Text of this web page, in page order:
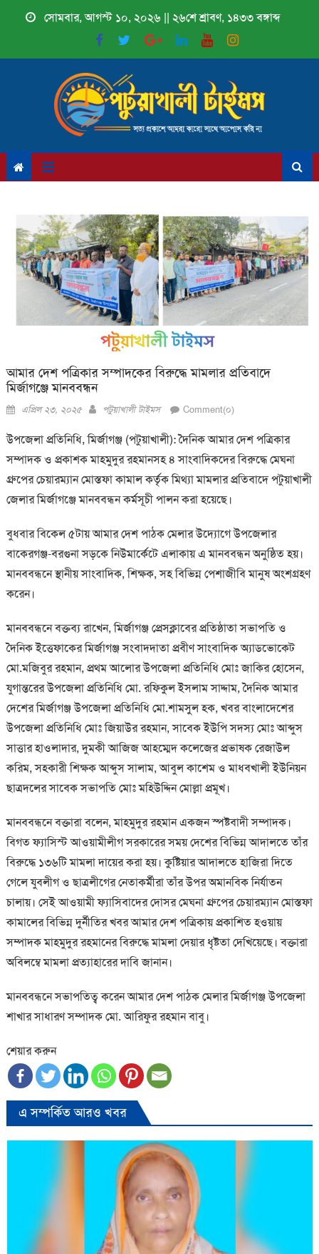
সোমবার, আগস্ট ১০, ২০২৬ || ২৬শে শ্রাবণ, ১৪৩৩ বঙ্গাব্দ
আমার দেশ পত্রিকার সম্পাদকের বিরুদ্ধে মামলার প্রতিবাদে
মির্জাগঞ্জে মানববন্ধন
Posted
এপ্রিল ২৩, ২০২৫ Author
পটুয়াখালী টাইমস Comment(০)
উপজেলা প্রতিনিধি, মির্জাগঞ্জ (পটুয়াখালী): দৈনিক আমার দেশ পত্রিকার
সম্পাদক ও প্রকাশক মাহমুদুর রহমানসহ ৪ সাংবাদিকদের বিরুদ্ধে মেঘনা
গ্রুপের চেয়ারম্যান মোস্তফা কামাল কর্তৃক মিথ্যা মামলার প্রতিবাদে পটুয়াখালী
জেলার মির্জাগঞ্জে মানববন্ধন কর্মসূচী পালন করা হয়েছে।
বুধবার বিকেল ৫টায় আমার দেশ পাঠক মেলার উদ্যোগে উপজেলার
বাকেরগঞ্জ-বরগুনা সড়কে নিউমার্কেটে এলাকায় এ মানববন্ধন অনুষ্ঠিত হয়।
মানববন্ধনে স্থানীয় সাংবাদিক, শিক্ষক, সহ বিভিন্ন পেশাজীবি মানুষ অংশগ্রহণ
করেন।
মানববন্ধনে বক্তব্য রাখেন, মির্জাগঞ্জ প্রেসক্লাবের প্রতিষ্ঠাতা সভাপতি ও
দৈনিক ইত্তেফাকের মির্জাগঞ্জ সংবাদদাতা প্রবীণ সাংবাদিক অ্যাডভোকেট
মো.মজিবুর রহমান, প্রথম আলোর উপজেলা প্রতিনিধি মোঃ জাকির হোসেন,
যুগান্তরের উপজেলা প্রতিনিধি মো. রফিকুল ইসলাম সাদ্দাম, দৈনিক আমার
দেশের মির্জাগঞ্জ উপজেলা প্রতিনিধি মো.শামসুল হক, খবর বাংলাদেশের
উপজেলা প্রতিনিধি মোঃ জিয়াউর রহমান, সাবেক ইউপি সদস্য মোঃ আব্দুস
সাত্তার হাওলাদার, দুমকী আজিজ আহম্মেদ কলেজের প্রভাষক রেজাউল
করিম, সহকারী শিক্ষক আব্দুস সালাম, আবুল কাশেম ও মাধবখালী ইউনিয়ন
ছাত্রদলের সাবেক সভাপতি মোঃ মহিউদ্দিন মোল্লা প্রমূখ।
মানববন্ধনে বক্তারা বলেন, মাহমুদুর রহমান একজন স্পষ্টবাদী সম্পাদক।
বিগত ফ্যাসিস্ট আওয়ামীলীগ সরকারের সময় দেশের বিভিন্ন আদালতে তাঁর
বিরুদ্ধে ১৩৬টি মামলা দায়ের করা হয়। কুষ্টিয়ার আদালতে হাজিরা দিতে
গেলে যুবলীগ ও ছাত্রলীগের নেতাকর্মীরা তাঁর উপর অমানবিক নির্যাতন
চালায়। সেই আওয়ামী ফ্যাসিবাদের দোসর মেঘনা গ্রুপের চেয়ারম্যান মোস্তফা
কামালের বিভিন্ন দুর্নীতির খবর আমার দেশ পত্রিকায় প্রকাশিত হওয়ায়
সম্পাদক মাহমুদুর রহমানের বিরুদ্ধে মামলা দেয়ার ধৃষ্টতা দেখিয়েছে। বক্তারা
অবিলম্বে মামলা প্রত্যাহারের দাবি জানান।
মানববন্ধনে সভাপতিত্ব করেন আমার দেশ পাঠক মেলার মির্জাগঞ্জ উপজেলা
শাখার সাধারণ সম্পাদক মো. আরিফুর রহমান বাবু।
শেয়ার করুন
এ সম্পর্কিত আরও খবর